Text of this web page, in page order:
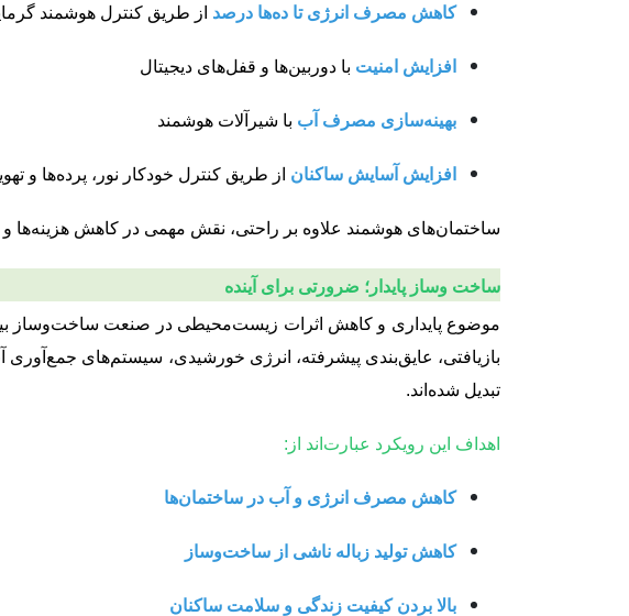
کاهش مصرف انرژی تا ده‌ها درصد از طریق کنترل هوشمند
افزایش امنیت با دوربین‌ها و قفل‌های دیجیتال
بهینه‌سازی مصرف آب با شیرآلات هوشمند
افزایش آسایش ساکنان از طریق کنترل خودکار نور، پرده‌ها و
ساختمان‌های هوشمند علاوه بر راحتی، نقش مهمی در کاهش
ساخت‌ وساز پایدار؛ ضرورتی برای آینده
موضوع پایداری و کاهش اثرات زیست‌محیطی در صنعت ساخت‌وساز
بازیافتی، عایق‌بندی پیشرفته، انرژی خورشیدی، سیستم‌های
تبدیل شده‌اند.
اهداف این رویکرد عبارت‌اند از:
کاهش مصرف انرژی و آب در ساختمان‌ها
کاهش تولید زباله ناشی از ساخت‌وساز
بالا بردن کیفیت زندگی و سلامت ساکنان